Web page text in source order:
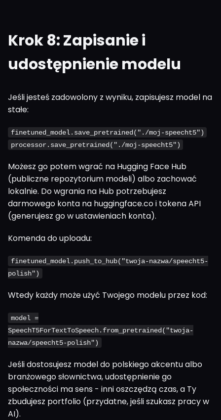
Krok 8: Zapisanie i
udostępnienie modelu
Jeśli jesteś zadowolony z wyniku, zapisujesz model na
stałe:
finetuned_model.save_pretrained("./moj-speecht5")
processor.save_pretrained("./moj-speecht5")
Możesz go potem wgrać na Hugging Face Hub
(publiczne repozytorium modeli) albo zachować
lokalnie. Do wgrania na Hub potrzebujesz
darmowego konta na huggingface.co i tokena API
(generujesz go w ustawieniach konta).
Komenda do uploadu:
finetuned_model.push_to_hub("twoja-nazwa/speecht5-
polish")
Wtedy każdy może użyć Twojego modelu przez kod:
model =
SpeechT5ForTextToSpeech.from_pretrained("twoja-
nazwa/speecht5-polish")
Jeśli dostosujesz model do polskiego akcentu albo
branżowego słownictwa, udostępnienie go
społeczności ma sens - inni oszczędzą czas, a Ty
zbudujesz portfolio (przydatne, jeśli szukasz pracy w
AI).